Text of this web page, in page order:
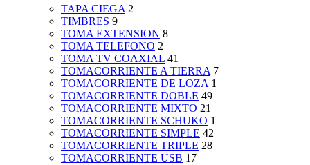
TAPA CIEGA 2
TIMBRES 9
TOMA EXTENSION 8
TOMA TELEFONO 2
TOMA TV COAXIAL 41
TOMACORRIENTE A TIERRA 7
TOMACORRIENTE DE LOZA 1
TOMACORRIENTE DOBLE 49
TOMACORRIENTE MIXTO 21
TOMACORRIENTE SCHUKO 1
TOMACORRIENTE SIMPLE 42
TOMACORRIENTE TRIPLE 28
TOMACORRIENTE USB 17